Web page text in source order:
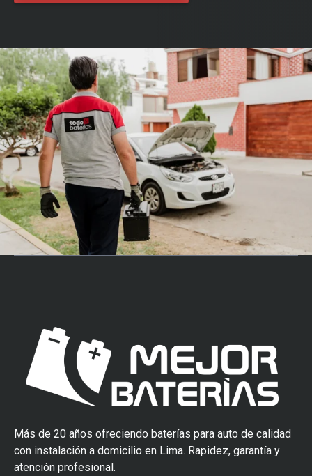
Más de 20 años ofreciendo baterías para auto de calidad
con instalación a domicilio en Lima. Rapidez, garantía y
atención profesional.